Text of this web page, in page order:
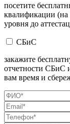
посетите
квалификации (на
уровня до
СБиС
закажите
отчетности СБиС
вам время и